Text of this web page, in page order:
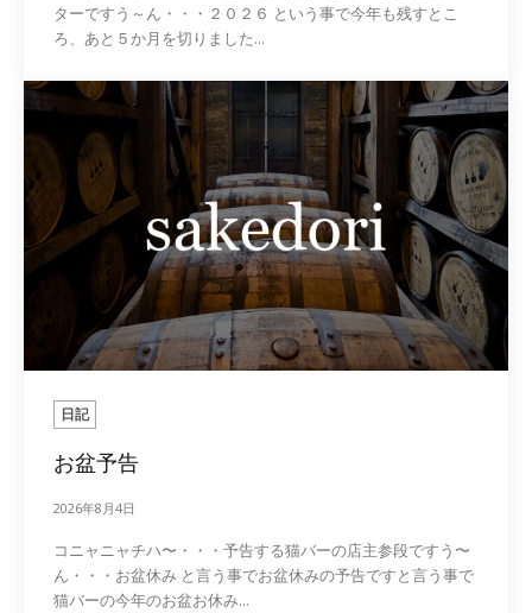
ターですう～ん・・・２０２６ という事で今年も残すとこ
ろ、あと５か月を切りました...
日記
お盆予告
2026年8月4日
コニャニャチハ〜・・・予告する猫バーの店主参段ですう〜
ん・・・お盆休み と言う事でお盆休みの予告ですと言う事で
猫バーの今年のお盆お休み...